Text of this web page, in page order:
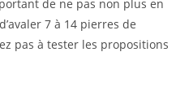
de ne pas non plus en
7 à 14 pierres de
pas à tester les propositions